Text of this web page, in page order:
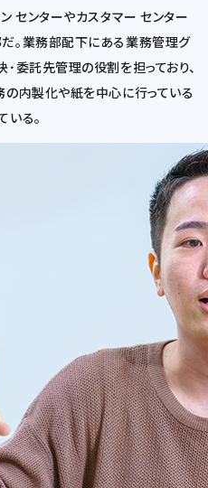
センターやカスタマー センター
。業務部配下にある業務管理グ
委託先管理の役割を担っており、
内製化や紙を中心に行っている
る。